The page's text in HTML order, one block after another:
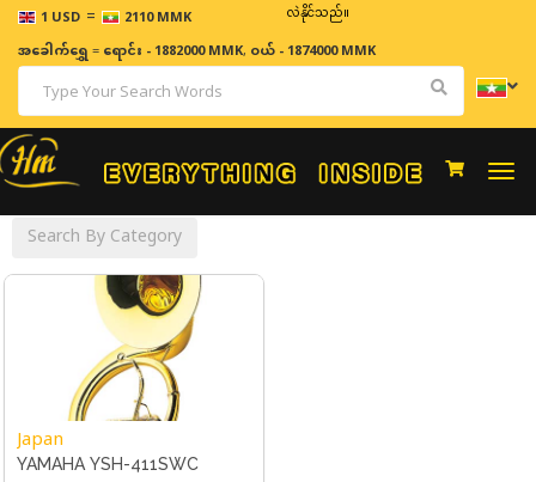
1 USD = 2110 MMK
ဈေးနှုန်းများသည် အချိန်နှင့် အမျှပြောင်းလဲနိုင်သည်။
အခေါက်ရွှေ=ရောင်း - 1882000 MMK, ဝယ် - 1874000 MMK
Search By Category
Japan
YAMAHA YSH-411SWC